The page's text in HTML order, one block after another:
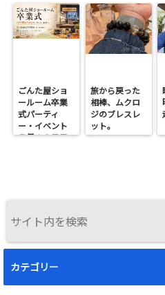
ごんた屋ショ
ールーム卒業
式パーティ
ー・イベント
７月１９日日
旅から戻った
相棒、ムクロ
ジのブレスレ
ット。
カテゴリー